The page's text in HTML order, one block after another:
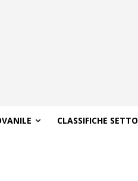
CLASSIFICHE